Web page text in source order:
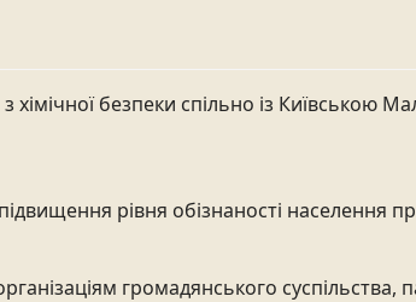
хімічної безпеки спільно із Київською
рівня обізнаності населення
громадянського